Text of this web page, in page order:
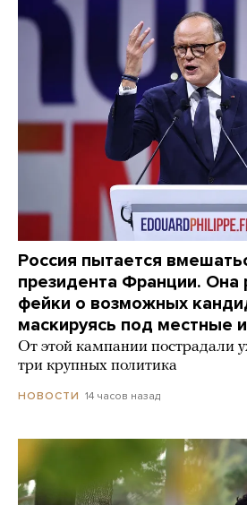
Россия пытается
президента Франции. Она
фейки о возможных
маскируясь под местные
От этой кампании пострадали
три крупных политика
НОВОСТИ 14 часов назад